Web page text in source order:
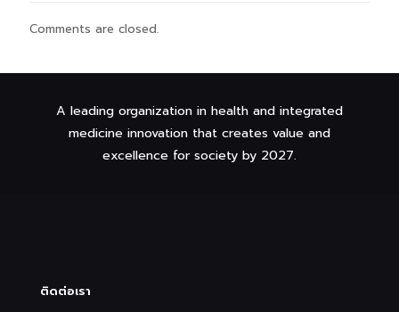
Comments are closed.
A leading organization in health and integrated
medicine innovation that creates value and
excellence for society by 2027.
ติดต่อเรา